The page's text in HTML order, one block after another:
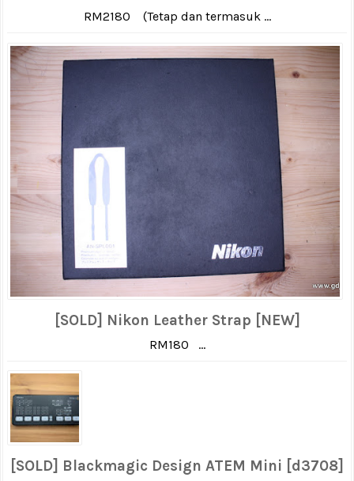
RM2180 (Tetap dan termasuk ...
[SOLD] Nikon Leather Strap [NEW]
RM180 ...
[SOLD] Blackmagic Design ATEM Mini [d3708]